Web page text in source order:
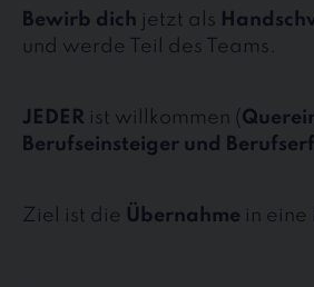
Bewirb dich jetzt als
und werde Teil des Teams.
JEDER ist willkommen (
Berufseinsteiger und
Ziel ist die Übernahme in eine